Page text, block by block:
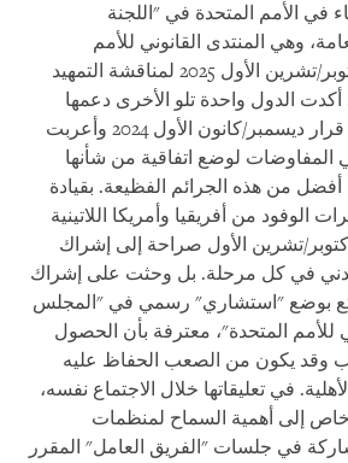
في الأمم المتحدة في "اللجنة
وهي المنتدى القانوني للأمم
المتحدة، في أوائل أكتوبر/تشرين الأول 2025 لمناقشة التمهيد
الدول واحدة تلو الأخرى دعمها
للعملية الموضحة في قرار ديسمبر/كانون الأول 2024 وأعربت
المفاوضات لوضع اتفاقية من شأنها
من هذه الجرائم الفظيعة. بقيادة
الوفود من أفريقيا وأمريكا اللاتينية
وأوروبا وآسيا في 13 أكتوبر/تشرين الأول صراحة إلى إشراك
في كل مرحلة. بل وحثت على إشراك
بوضع "استشاري" رسمي في "المجلس
للأمم المتحدة"، معترفة بأن الحصول
وقد يكون من الصعب الحفاظ عليه
في تعليقاتها خلال الاجتماع نفسه،
خاص إلى أهمية السماح لمنظمات
في جلسات "الفريق العامل" المقرر